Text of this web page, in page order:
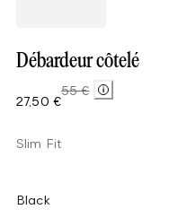
Débardeur côtelé
27,50 €
55 €
Slim Fit
Black